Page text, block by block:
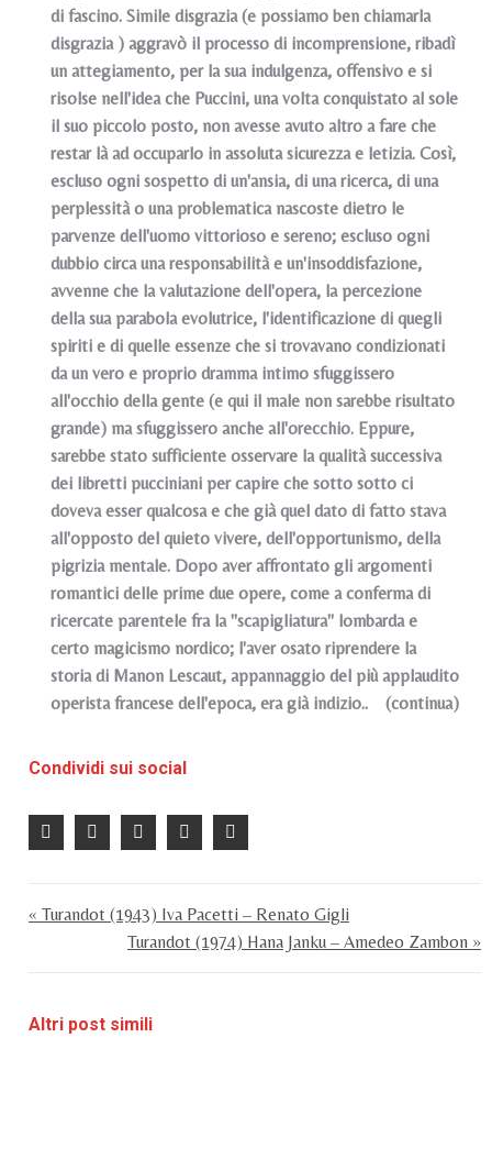
di fascino. Simile disgrazia (e possiamo ben chiamarla
disgrazia ) aggravò il processo di incomprensione, ribadì
un attegiamento, per la sua indulgenza, offensivo e si
risolse nell'idea che Puccini, una volta conquistato al sole
il suo piccolo posto, non avesse avuto altro a fare che
restar là ad occuparlo in assoluta sicurezza e letizia. Così,
escluso ogni sospetto di un'ansia, di una ricerca, di una
perplessità o una problematica nascoste dietro le
parvenze dell'uomo vittorioso e sereno; escluso ogni
dubbio circa una responsabilità e un'insoddisfazione,
avvenne che la valutazione dell'opera, la percezione
della sua parabola evolutrice, l'identificazione di quegli
spiriti e di quelle essenze che si trovavano condizionati
da un vero e proprio dramma intimo sfuggissero
all'occhio della gente (e qui il male non sarebbe risultato
grande) ma sfuggissero anche all'orecchio. Eppure,
sarebbe stato sufficiente osservare la qualità successiva
dei libretti pucciniani per capire che sotto sotto ci
doveva esser qualcosa e che già quel dato di fatto stava
all'opposto del quieto vivere, dell'opportunismo, della
pigrizia mentale. Dopo aver affrontato gli argomenti
romantici delle prime due opere, come a conferma di
ricercate parentele fra la "scapigliatura" lombarda e
certo magicismo nordico; l'aver osato riprendere la
storia di Manon Lescaut, appannaggio del più applaudito
operista francese dell'epoca, era già indizio.. (continua)
Condividi sui social
« Turandot (1943) Iva Pacetti – Renato Gigli
Turandot (1974) Hana Janku – Amedeo Zambon »
Altri post simili